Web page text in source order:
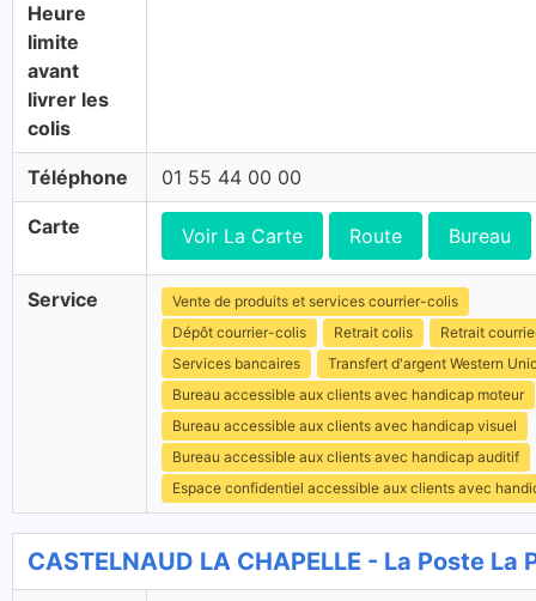
Heure
limite
avant
livrer les
colis
Téléphone 01 55 44 00 00
Carte Voir La Carte Route Bureau
Service
Vente de produits et services courrier-colis
Dépôt courrier-colis
Retrait colis
Retrait
Services bancaires
Transfert d'argent Western
Bureau accessible aux clients avec handicap moteur
Bureau accessible aux clients avec handicap visuel
Bureau accessible aux clients avec handicap auditif
Espace confidentiel accessible aux clients avec
CASTELNAUD LA CHAPELLE - La Poste La